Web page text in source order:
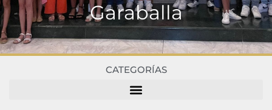
Garaballa
CATEGORÍAS